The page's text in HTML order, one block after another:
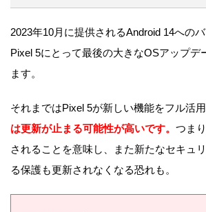
2023年10月に提供されるAndroid 14への
Pixel 5にとって最後の大きなOSアップデ
ます。
それまではPixel 5が新しい機能をフル活用
は更新が止まる可能性が高いです。 つま
されることを意味し、また新たなセキュ
る保護も更新されなくなる恐れも。